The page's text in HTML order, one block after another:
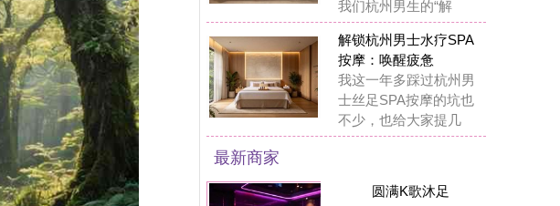
可拉kola bar餐吧
点评
丝舍吾入踩背馆